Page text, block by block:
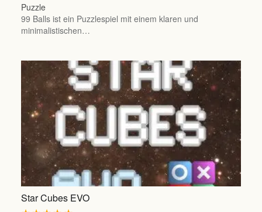
Puzzle
99 Balls ist ein Puzzlespiel mit einem klaren und
minimalistischen…
Star Cubes EVO